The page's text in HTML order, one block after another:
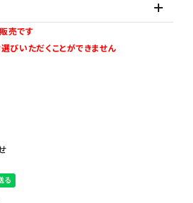
売です
びいただくことができません